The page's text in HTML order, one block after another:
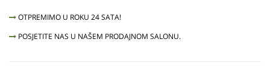
OTPREMIMO U ROKU 24 SATA!
POSJETITE NAS U NAŠEM PRODAJNOM SALONU.